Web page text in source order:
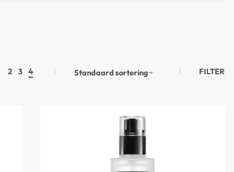
2 3 4 Standaard sortering FILTER